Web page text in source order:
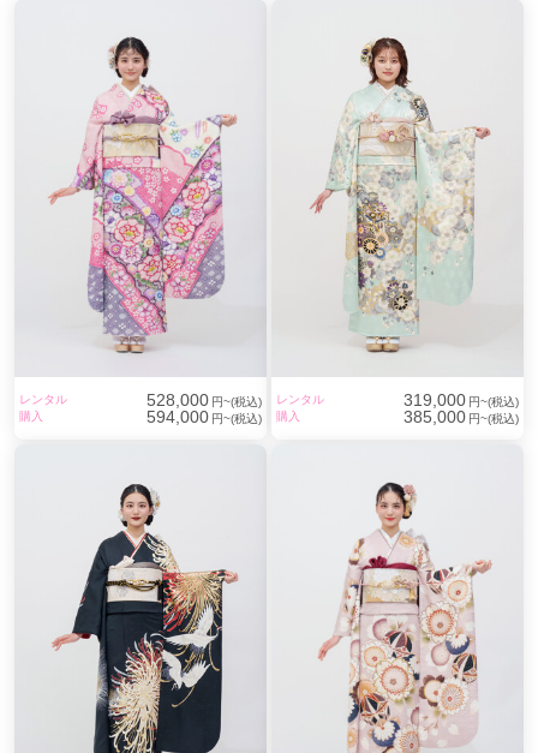
レンタル 528,000 円~(税込)
購入
594,000 円~(税込)
レンタル 319,000 円~(税込)
購入
385,000 円~(税込)